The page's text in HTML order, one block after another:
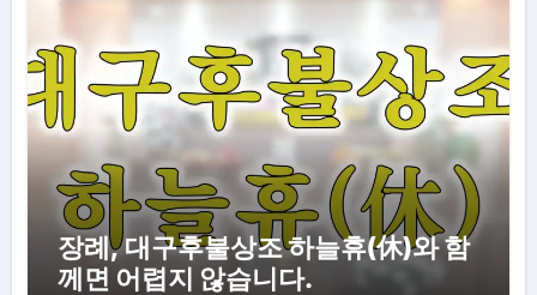
장례, 대구후불상조 하늘휴(休)와 함
께면 어렵지 않습니다.